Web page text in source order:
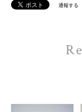
通報する